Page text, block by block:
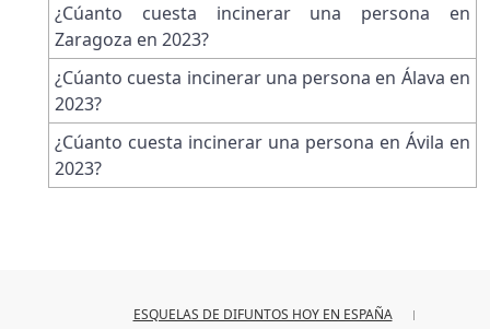
¿Cúanto cuesta incinerar una persona en
Zaragoza en 2023?
¿Cúanto cuesta incinerar una persona en Álava en
2023?
¿Cúanto cuesta incinerar una persona en Ávila en
2023?
ESQUELAS DE DIFUNTOS HOY EN ESPAÑA